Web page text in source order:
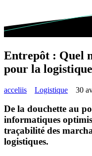
Entrepôt : Quel
pour la
acceliis Logistique 30
De la douchette au
informatiques
traçabilité des
logistiques.